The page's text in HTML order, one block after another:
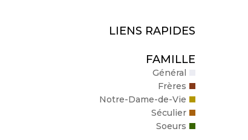
LIENS RAPIDES
FAMILLE
Général
Frères
Notre-Dame-de-Vie
Séculier
Soeurs